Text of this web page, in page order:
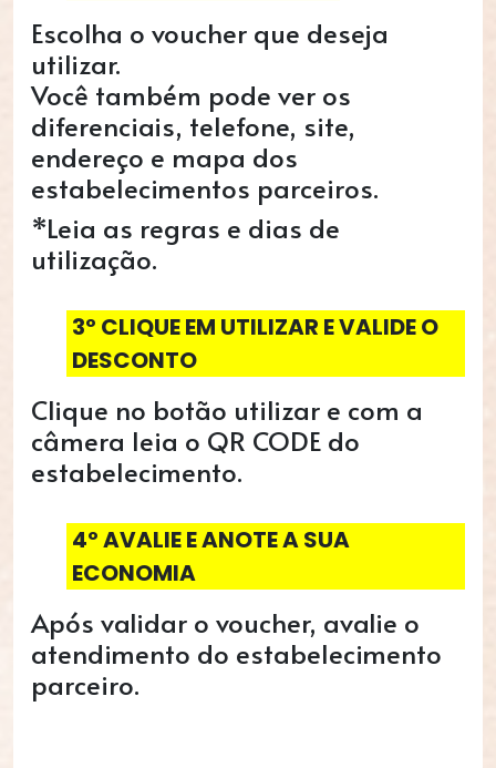
Escolha o voucher que deseja
utilizar.
Você também pode ver os
diferenciais, telefone, site,
endereço e mapa dos
estabelecimentos parceiros.
*Leia as regras e dias de
utilização.
3º CLIQUE EM UTILIZAR E VALIDE O
DESCONTO
Clique no botão utilizar e com a
câmera leia o QR CODE do
estabelecimento.
4º AVALIE E ANOTE A SUA
ECONOMIA
Após validar o voucher, avalie o
atendimento do estabelecimento
parceiro.